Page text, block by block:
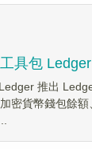
具包
推出
密貨幣錢包餘